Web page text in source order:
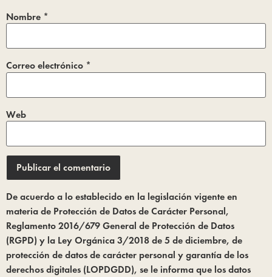
Nombre *
Correo electrónico *
Web
De acuerdo a lo establecido en la legislación vigente en
materia de Protección de Datos de Carácter Personal,
Reglamento 2016/679 General de Protección de Datos
(RGPD) y la Ley Orgánica 3/2018 de 5 de diciembre, de
protección de datos de carácter personal y garantía de los
derechos digitales (LOPDGDD), se le informa que los datos